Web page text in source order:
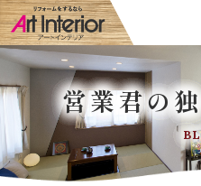
営業君の